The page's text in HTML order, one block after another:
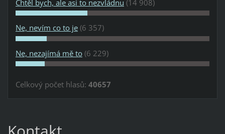
Chtěl bych, ale asi to nezvládnu (14 908)
Ne, nevím co to je (6 357)
Ne, nezajímá mě to (6 229)
Celkový počet hlasů: 40657